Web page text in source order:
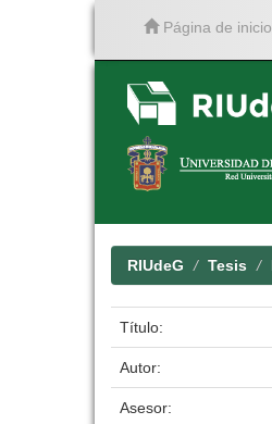
Página de inicio
RIUdeG Tesis
Título:
Autor:
Asesor: